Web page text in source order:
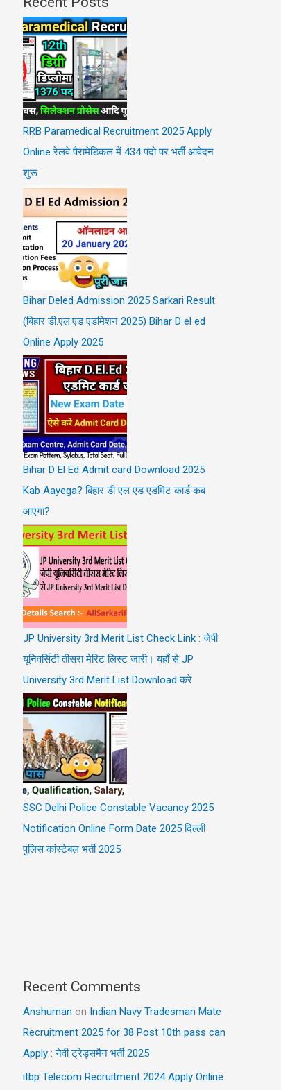
RRB Paramedical Recruitment 2025 Apply
Online रेलवे पैरामेडिकल में 434 पदो पर भर्ती आवेदन
शुरू
Bihar Deled Admission 2025 Sarkari Result
(बिहार डी.एल.एड एडमिशन 2025) Bihar D el ed
Online Apply 2025
Bihar D El Ed Admit card Download 2025
Kab Aayega? बिहार डी एल एड एडमिट कार्ड कब
आएगा?
JP University 3rd Merit List Check Link : जेपी
यूनिवर्सिटी तीसरा मेरिट लिस्ट जारी। यहाँ से JP
University 3rd Merit List Download करे
SSC Delhi Police Constable Vacancy 2025
Notification Online Form Date 2025 दिल्ली
पुलिस कांस्टेबल भर्ती 2025
Recent Comments
Anshuman on Indian Navy Tradesman Mate
Recruitment 2025 for 38 Post 10th pass can
Apply : नेवी ट्रेड्समैन भर्ती 2025
itbp Telecom Recruitment 2024 Apply Online